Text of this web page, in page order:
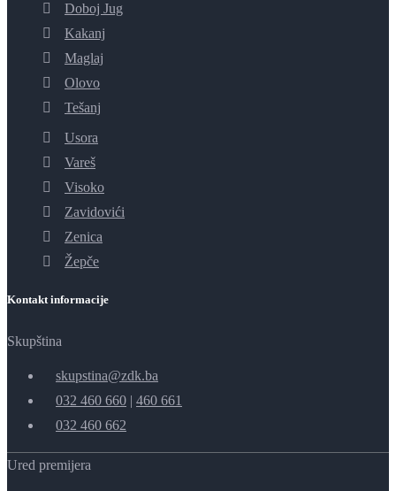
Doboj Jug
Kakanj
Maglaj
Olovo
Tešanj
Usora
Vareš
Visoko
Zavidovići
Zenica
Žepče
Kontakt informacije
Skupština
skupstina@zdk.ba
032 460 660 | 460 661
032 460 662
Ured premijera